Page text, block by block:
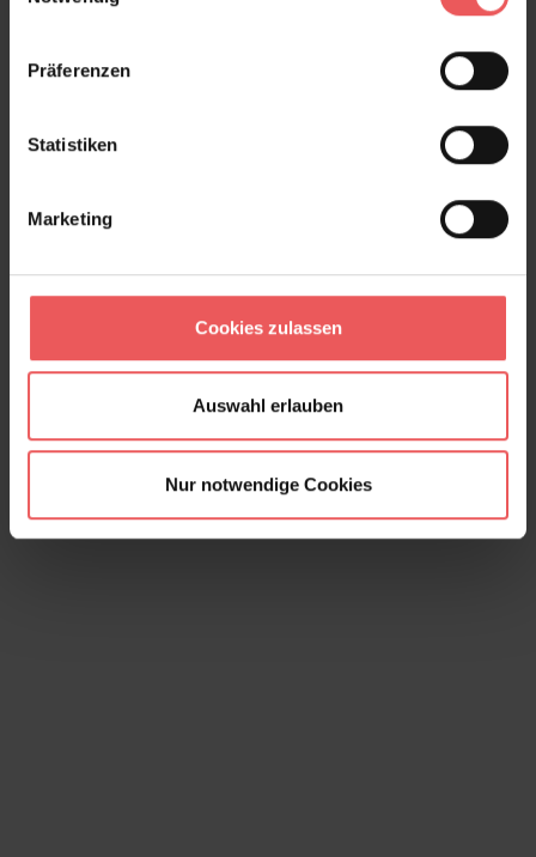
Präferenzen
Statistiken
Marketing
Cookies zulassen
Auswahl erlauben
Nur notwendige Cookies
Caviar S, baby blue